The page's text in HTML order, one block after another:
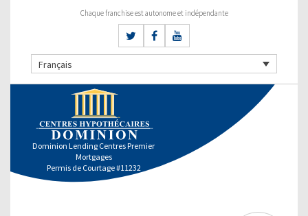
Chaque franchise est autonome et indépendante
Français
Dominion Lending Centres Premier
Mortgages
Permis de Courtage #11232